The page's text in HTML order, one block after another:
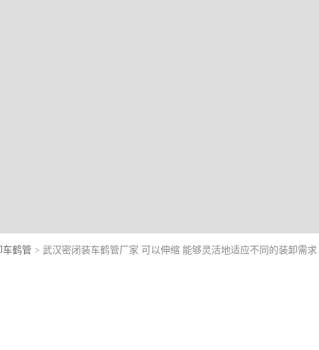
车鹤管 > 武汉密闭装车鹤管厂家 可以伸缩 能够灵活地适应不同的装卸需求